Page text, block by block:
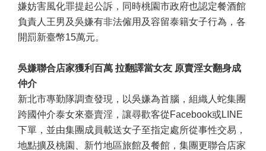
嫌妨害風化罪提起公訴，同時桃園市政府也認定餐酒館
負責人王男及吳嫌有非法僱用及容留泰籍女子行為，各
開罰新臺幣15萬元。
吳嫌聯合店家獲利百萬 拉翻譯當女友 原賣淫女翻身成
仲介
新北市專勤隊調查發現，以吳嫌為首腦，組織人蛇集團
跨國仲介泰女來臺賣淫，讓尋歡客從Facebook或LINE
下單，並由集團成員載送女子至指定處所從事性交易，
地點擴及桃園、新竹地區旅館及餐館，集團更聯合店家